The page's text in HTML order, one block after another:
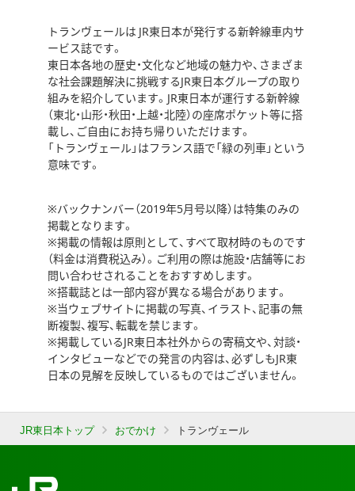
トランヴェールは JR東日本が発行する新幹線車内サ
ービス誌です。
東日本各地の歴史・文化など地域の魅力や、さまざま
な社会課題解決に挑戦するJR東日本グループの取り
組みを紹介しています。JR東日本が運行する新幹線
（東北・山形・秋田・上越・北陸）の座席ポケット等に搭
載し、ご自由にお持ち帰りいただけます。
「トランヴェール」はフランス語で「緑の列車」という
意味です。
※バックナンバー（2019年5月号以降）は特集のみの
掲載となります。
※掲載の情報は原則として、すべて取材時のものです
（料金は消費税込み）。ご利用の際は施設・店舗等にお
問い合わせされることをおすすめします。
※搭載誌とは一部内容が異なる場合があります。
※当ウェブサイトに掲載の写真、イラスト、記事の無
断複製、複写、転載を禁じます。
※掲載しているJR東日本社外からの寄稿文や、対談・
インタビューなどでの発言の内容は、必ずしもJR東
日本の見解を反映しているものではございません。
JR東日本トップ おでかけ トランヴェール